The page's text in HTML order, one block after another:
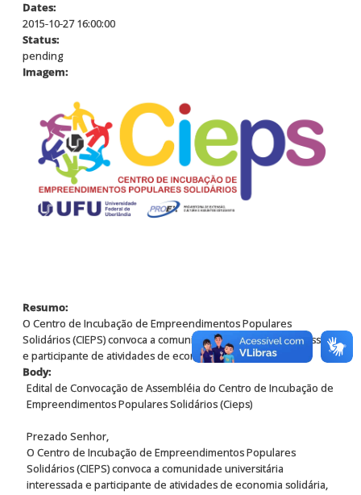
Dates:
2015-10-27 16:00:00
Status:
pending
Imagem:
Resumo:
O Centro de Incubação de Empreendimentos Populares
Solidários (CIEPS) convoca a comunidade universitária interessada
e participante de atividades de economia so
Body:
Edital de Convocação de Assembléia do Centro de Incubação de
Empreendimentos Populares Solidários (Cieps)
Prezado Senhor,
O Centro de Incubação de Empreendimentos Populares
Solidários (CIEPS) convoca a comunidade universitária
interessada e participante de atividades de economia solidária,